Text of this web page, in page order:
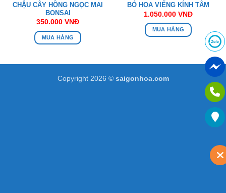
CHẬU CÂY HỒNG NGỌC MAI
BONSAI
350.000 VNĐ
MUA HÀNG
BÓ HOA VIẾNG KÍNH TÂM
1.050.000 VNĐ
MUA HÀNG
Copyright 2026 © saigonhoa.com